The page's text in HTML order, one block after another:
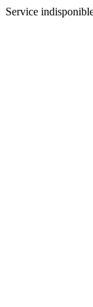
Service